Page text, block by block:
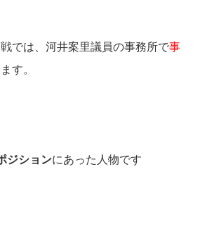
では、河井案里議員の事務所で事
す。
ジションにあった人物です